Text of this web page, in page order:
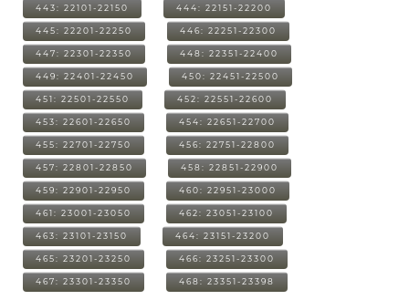
443: 22101-22150 444: 22151-22200
445: 22201-22250 446: 22251-22300
447: 22301-22350 448: 22351-22400
449: 22401-22450 450: 22451-22500
451: 22501-22550 452: 22551-22600
453: 22601-22650 454: 22651-22700
455: 22701-22750 456: 22751-22800
457: 22801-22850 458: 22851-22900
459: 22901-22950 460: 22951-23000
461: 23001-23050 462: 23051-23100
463: 23101-23150 464: 23151-23200
465: 23201-23250 466: 23251-23300
467: 23301-23350 468: 23351-23398